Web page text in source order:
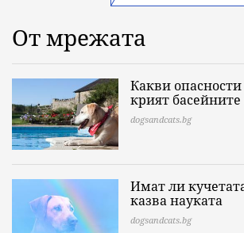
От мрежата
Какви
крият басейните
dogsandcats.bg
Имат ли
казва науката
dogsandcats.bg